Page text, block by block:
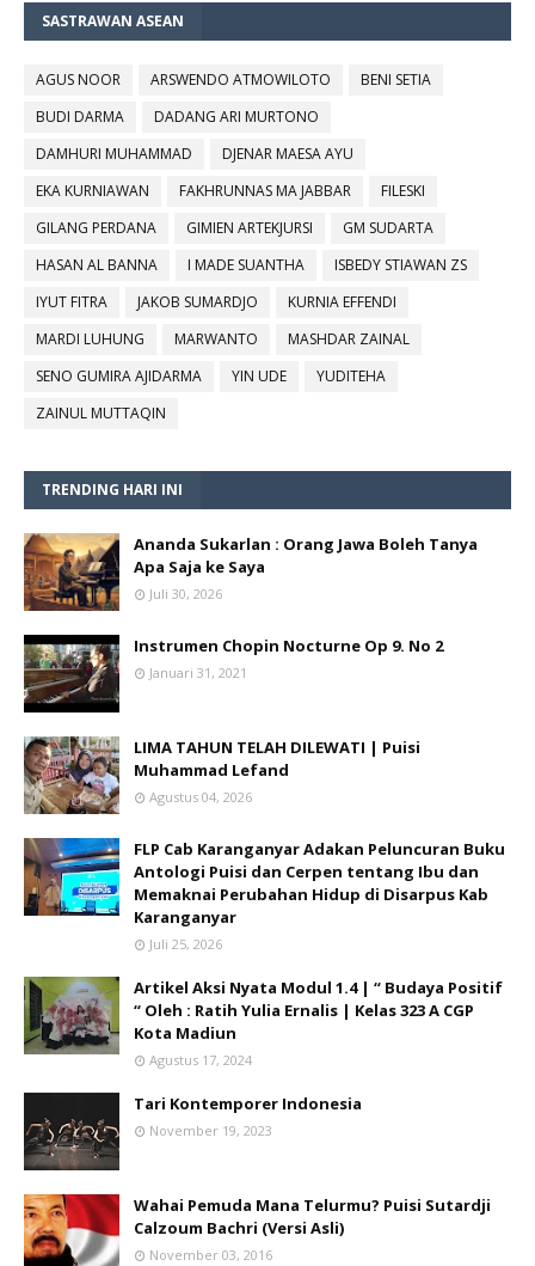
SASTRAWAN ASEAN
AGUS NOOR ARSWENDO ATMOWILOTO
BENI SETIA
BUDI DARMA
DADANG ARI MURTONO
DAMHURI MUHAMMAD
DJENAR MAESA AYU
EKA KURNIAWAN
FAKHRUNNAS MA JABBAR
FILESKI
GILANG PERDANA
GIMIEN ARTEKJURSI
GM SUDARTA
HASAN AL BANNA
I MADE SUANTHA
ISBEDY STIAWAN ZS
IYUT FITRA
JAKOB SUMARDJO
KURNIA EFFENDI
MARDI LUHUNG
MARWANTO
MASHDAR ZAINAL
SENO GUMIRA AJIDARMA
YIN UDE
YUDITEHA
ZAINUL MUTTAQIN
TRENDING HARI INI
Ananda Sukarlan : Orang Jawa Boleh Tanya
Apa Saja ke Saya
Juli 30, 2026
Instrumen Chopin Nocturne Op 9. No 2
Januari 31, 2021
LIMA TAHUN TELAH DILEWATI | Puisi
Muhammad Lefand
Agustus 04, 2026
FLP Cab Karanganyar Adakan Peluncuran Buku
Antologi Puisi dan Cerpen tentang Ibu dan
Memaknai Perubahan Hidup di Disarpus Kab
Karanganyar
Juli 25, 2026
Artikel Aksi Nyata Modul 1.4 | “ Budaya Positif
“ Oleh : Ratih Yulia Ernalis | Kelas 323 A CGP
Kota Madiun
Agustus 17, 2024
Tari Kontemporer Indonesia
November 19, 2023
Wahai Pemuda Mana Telurmu? Puisi Sutardji
Calzoum Bachri (Versi Asli)
November 03, 2016